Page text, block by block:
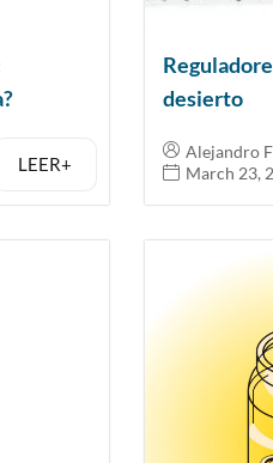
LEER+
desierto
Alejandro
March 23,